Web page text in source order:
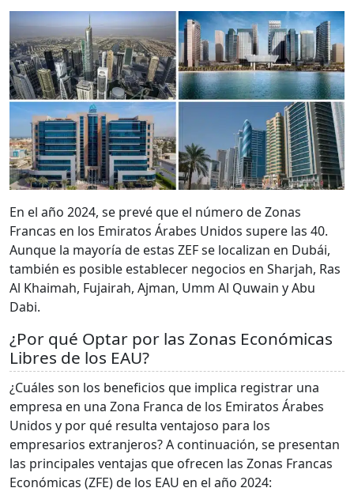
En el año 2024, se prevé que el número de Zonas
Francas en los Emiratos Árabes Unidos supere las 40.
Aunque la mayoría de estas ZEF se localizan en Dubái,
también es posible establecer negocios en Sharjah, Ras
Al Khaimah, Fujairah, Ajman, Umm Al Quwain y Abu
Dabi.
¿Por qué Optar por las Zonas Económicas
Libres de los EAU?
¿Cuáles son los beneficios que implica registrar una
empresa en una Zona Franca de los Emiratos Árabes
Unidos y por qué resulta ventajoso para los
empresarios extranjeros? A continuación, se presentan
las principales ventajas que ofrecen las Zonas Francas
Económicas (ZFE) de los EAU en el año 2024: